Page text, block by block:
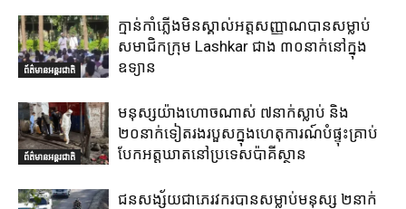
ព័ត៌មានអន្តរជាតិ
ក្មាន់កាំភ្លើងមិនស្គាល់អត្តសញ្ញាណបានសម្លាប់
សមាជិកក្រុម Lashkar ជាង ៣០នាក់នៅក្នុង
ឧទ្យាន
ព័ត៌មានអន្តរជាតិ
មនុស្សយ៉ាងហោចណាស់ ៧នាក់ស្លាប់ និង
២០នាក់ទៀតរងរបួសក្នុងហេតុការណ៍បំផ្ទុះគ្រាប់
បែកអត្តឃាតនៅប្រទេសប៉ាគីស្ថាន
ជនសង្ស័យជាភេរវករបានសម្លាប់មនុស្ស ២នាក់